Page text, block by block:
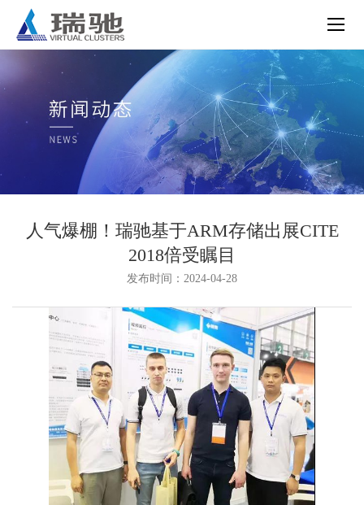
人气爆棚！瑞驰基于ARM存储出展CITE
2018倍受瞩目
发布时间：2024-04-28